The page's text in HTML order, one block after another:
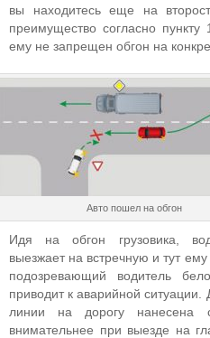
вы находитесь еще на
преимущество согласно
ему не запрещен обгон на
Авто пошел на обгон
Идя на обгон грузовика,
выезжает на встречную и тут
подозревающий водитель
приводит к аварийной
линии на дорогу нанесена
внимательнее при выезде на